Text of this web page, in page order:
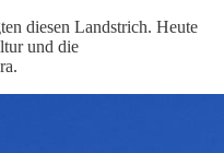
diesen Landstrich. Heute
und die